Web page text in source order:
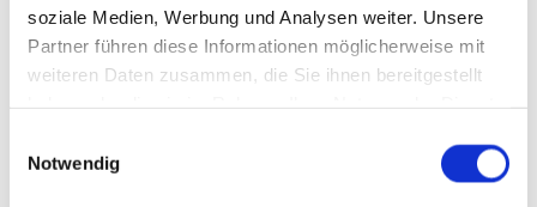
soziale Medien, Werbung und Analysen weiter. Unsere
Partner führen diese Informationen möglicherweise mit
weiteren Daten zusammen, die Sie ihnen bereitgestellt
Notwendig
ZUBEREITUNGSZEIT: 10min
KOCH/BACKZEIT: 15min